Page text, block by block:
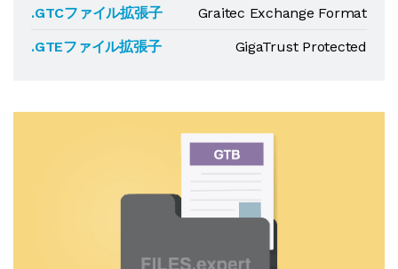
.GTCファイル拡張子
Graitec Exchange Format
.GTEファイル拡張子
GigaTrust Protected